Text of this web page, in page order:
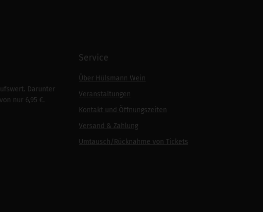
Darunter
nur 6,95 €.
Service
Über Hülsmann Wein
Veranstaltungen
Kontakt und Öffnungszeiten
Versand & Zahlung
Umtausch/Rücknahme von Tickets